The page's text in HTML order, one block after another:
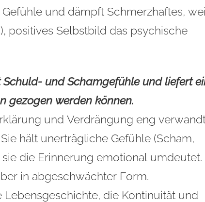
und dämpft Schmerzhaftes,
positives Selbstbild das psychische
und Schamgefühle und liefert
gezogen werden können.
und Verdrängung eng
hält unerträgliche Gefühle (Scham,
die Erinnerung emotional umdeutet.
in abgeschwächter Form.
Lebensgeschichte, die Kontinuität und